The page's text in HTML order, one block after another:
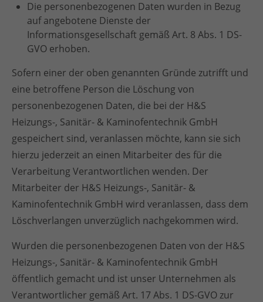
Die personenbezogenen Daten wurden in Bezug
auf angebotene Dienste der
Informationsgesellschaft gemäß Art. 8 Abs. 1 DS-
GVO erhoben.
Sofern einer der oben genannten Gründe zutrifft und
eine betroffene Person die Löschung von
personenbezogenen Daten, die bei der H&S
Heizungs-, Sanitär- & Kaminofentechnik GmbH
gespeichert sind, veranlassen möchte, kann sie sich
hierzu jederzeit an einen Mitarbeiter des für die
Verarbeitung Verantwortlichen wenden. Der
Mitarbeiter der H&S Heizungs-, Sanitär- &
Kaminofentechnik GmbH wird veranlassen, dass dem
Löschverlangen unverzüglich nachgekommen wird.
Wurden die personenbezogenen Daten von der H&S
Heizungs-, Sanitär- & Kaminofentechnik GmbH
öffentlich gemacht und ist unser Unternehmen als
Verantwortlicher gemäß Art. 17 Abs. 1 DS-GVO zur